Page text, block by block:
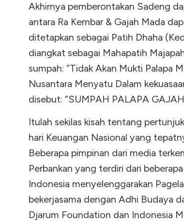
Akhirnya pemberontakan Sadeng
antara Ra Kembar & Gajah Mada
ditetapkan sebagai Patih Dhaha
diangkat sebagai Mahapatih
sumpah: “Tidak Akan Mukti Palapa
Nusantara Menyatu Dalam
disebut: “SUMPAH PALAPA
Itulah sekilas kisah tentang
hari Keuangan Nasional yang
Beberapa pimpinan dari media
Perbankan yang terdiri dari
Indonesia menyelenggarakan
bekerjasama dengan Adhi Budaya
Djarum Foundation dan Indonesia